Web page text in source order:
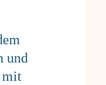
und
mit